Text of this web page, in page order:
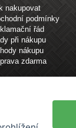
nakupovat
podmínky
řád
při nákupu
nákupu
zdarma
777